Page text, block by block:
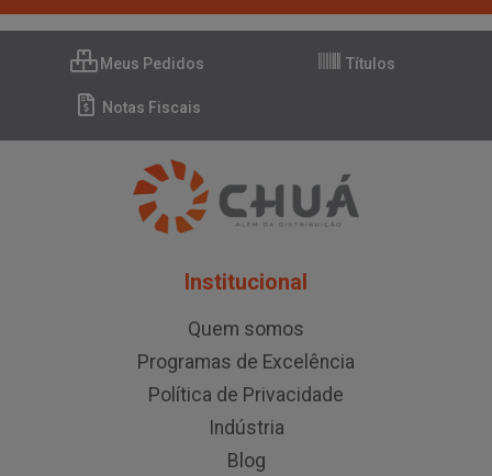
Meus Pedidos Títulos
Notas Fiscais
Institucional
Quem somos
Programas de Excelência
Política de Privacidade
Indústria
Blog